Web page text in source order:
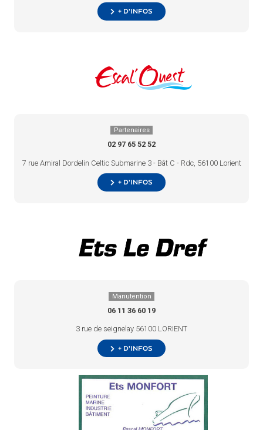
+ d’infos
Partenaires
02 97 65 52 52
7 rue Amiral Dordelin Celtic Submarine 3 - Bât C - Rdc, 56100 Lorient
+ d’infos
Manutention
06 11 36 60 19
3 rue de seignelay 56100 LORIENT
+ d’infos